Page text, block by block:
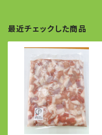
最近チェックした商品